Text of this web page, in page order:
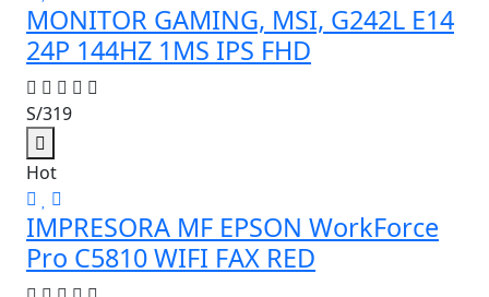
MONITOR GAMING, MSI, G242L E14
24P 144HZ 1MS IPS FHD
S/319
Hot
IMPRESORA MF EPSON WorkForce
Pro C5810 WIFI FAX RED